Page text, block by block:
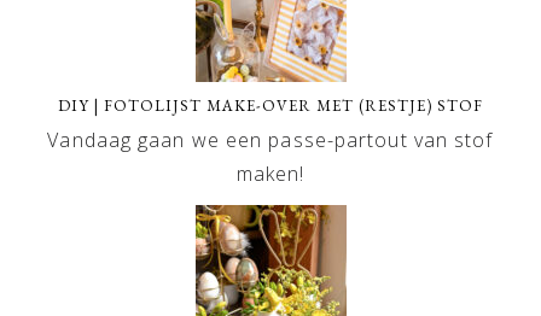
DIY | FOTOLIJST MAKE-OVER MET (RESTJE) STOF
Vandaag gaan we een passe-partout van stof
maken!